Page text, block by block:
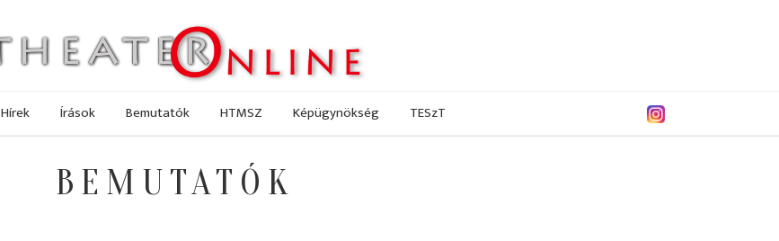
Hírek Írások Bemutatók HTMSZ Képügynökség TESzT
BEMUTATÓK